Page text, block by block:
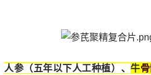
人参（五年以下人工种植）、牛